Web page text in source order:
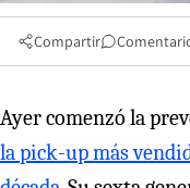
Compartir
Ayer comenzó la
la pick-up más